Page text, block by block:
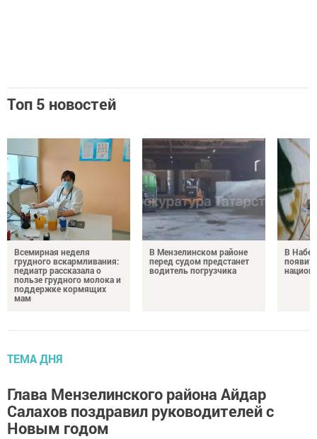
Топ 5 новостей
Всемирная неделя
грудного вскармливания:
педиатр рассказала о
пользе грудного молока и
поддержке кормящих
мам
В Мензелинском районе
перед судом предстанет
водитель погрузчика
В
ТЕМА ДНЯ
Глава Мензелинского района Айдар
Салахов поздравил руководителей с
Новым годом